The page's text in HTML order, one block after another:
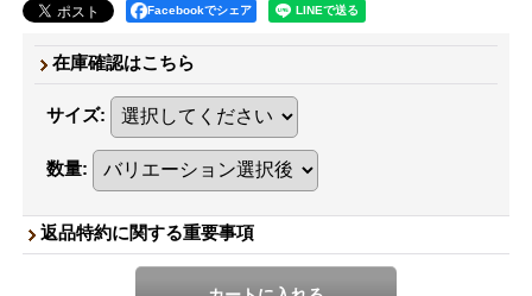
Facebookでシェア
在庫確認はこちら
サイズ:
数量:
返品特約に関する重要事項